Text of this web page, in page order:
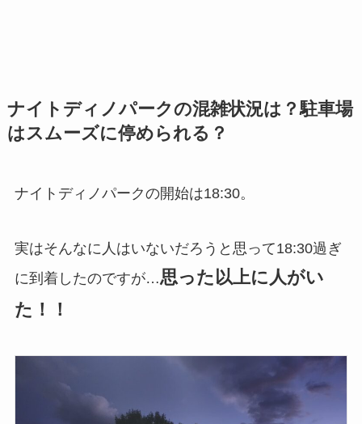
ナイトディノパークの混雑状況は？駐車場
はスムーズに停められる？
ナイトディノパークの開始は18:30。
実はそんなに人はいないだろうと思って18:30過ぎ
に到着したのですが…思った以上に人がい
た！！